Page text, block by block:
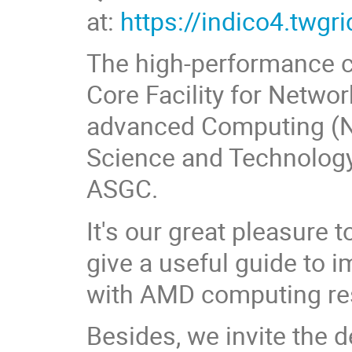
at: https://
The high-performance
Core Facility for
advanced Computing
Science and
ASGC.
It's our great pleasure
give a useful guide to
with AMD computing
Besides, we invite the